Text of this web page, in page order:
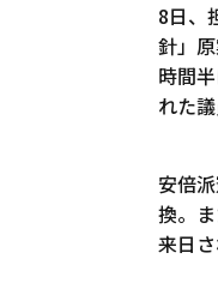
8日、
針」
時間
れた
安倍
換。
来日